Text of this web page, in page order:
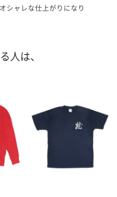
シャレな仕上がりになり
人は、